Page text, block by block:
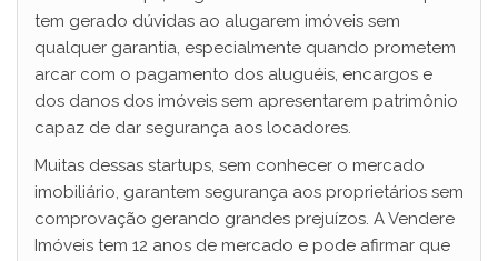
tem gerado dúvidas ao alugarem imóveis sem
qualquer garantia, especialmente quando prometem
arcar com o pagamento dos aluguéis, encargos e
dos danos dos imóveis sem apresentarem patrimônio
capaz de dar segurança aos locadores.
Muitas dessas startups, sem conhecer o mercado
imobiliário, garantem segurança aos proprietários sem
comprovação gerando grandes prejuízos. A Vendere
Imóveis tem 12 anos de mercado e pode afirmar que